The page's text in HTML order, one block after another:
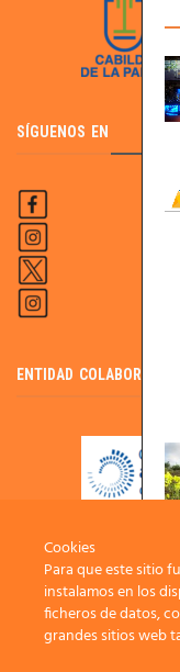
SÍGUENOS EN
ENTIDAD
Cookies
Para que este sitio
instalamos en los
ficheros de datos,
grandes sitios web